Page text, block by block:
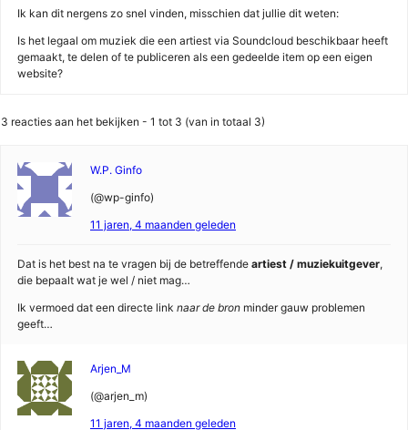
Ik kan dit nergens zo snel vinden, misschien dat jullie dit weten:
Is het legaal om muziek die een artiest via Soundcloud beschikbaar heeft
gemaakt, te delen of te publiceren als een gedeelde item op een eigen
website?
3 reacties aan het bekijken - 1 tot 3 (van in totaal 3)
W.P. Ginfo
(@wp-ginfo)
11 jaren, 4 maanden geleden
Dat is het best na te vragen bij de betreffende artiest / muziekuitgever,
die bepaalt wat je wel / niet mag…
Ik vermoed dat een directe link naar de bron minder gauw problemen
geeft…
Arjen_M
(@arjen_m)
11 jaren, 4 maanden geleden